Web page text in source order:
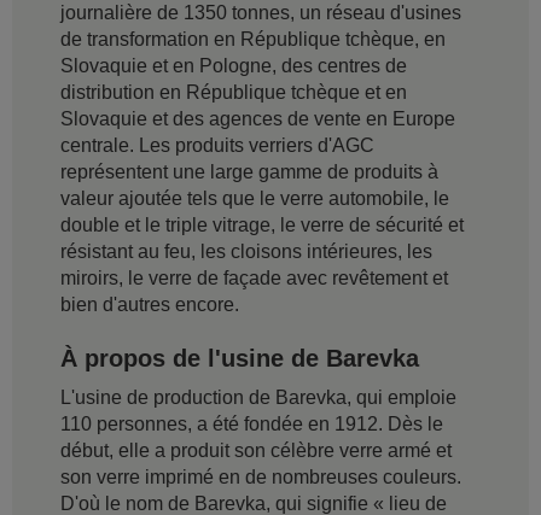
journalière de 1350 tonnes, un réseau d'usines
de transformation en République tchèque, en
Slovaquie et en Pologne, des centres de
distribution en République tchèque et en
Slovaquie et des agences de vente en Europe
centrale. Les produits verriers d'AGC
représentent une large gamme de produits à
valeur ajoutée tels que le verre automobile, le
double et le triple vitrage, le verre de sécurité et
résistant au feu, les cloisons intérieures, les
miroirs, le verre de façade avec revêtement et
bien d'autres encore.
À propos de l'usine de Barevka
L'usine de production de Barevka, qui emploie
110 personnes, a été fondée en 1912. Dès le
début, elle a produit son célèbre verre armé et
son verre imprimé en de nombreuses couleurs.
D'où le nom de Barevka, qui signifie « lieu de